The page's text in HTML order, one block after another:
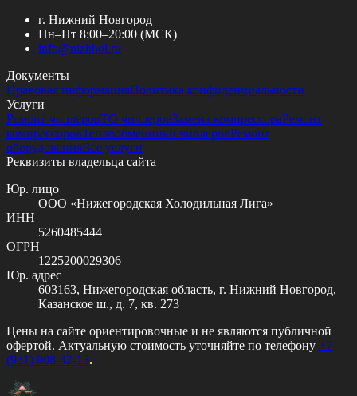
г. Нижний Новгород
Пн–Пт 8:00–20:00 (МСК)
info@nizhhol.ru
Документы
Правовая информацияПолитика конфиденциальности
Услуги
Ремонт чиллеровТО чиллеровЗамена компрессораРемонт
компрессоровТеплообменники чиллеровРемонт
оборудованияВсе услуги
Реквизиты владельца сайта
Юр. лицо
ООО «Нижегородская Холодильная Лига»
ИНН
5260485444
ОГРН
1225200029306
Юр. адрес
603163, Нижегородская область, г. Нижний Новгород,
Казанское ш., д. 7, кв. 273
Цены на сайте ориентировочные и не являются публичной
офертой. Актуальную стоимость уточняйте по телефону +7
(951) 908-42-13.